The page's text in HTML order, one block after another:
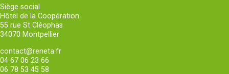
Siège social
Hôtel de la Coopération
55 rue St Cléophas
34070 Montpellier
contact@reneta.fr
04 67 06 23 66
06 78 53 45 58